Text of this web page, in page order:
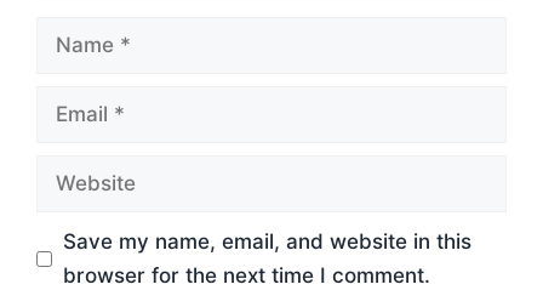
Name
Email
Website
Save my name, email, and website in this
browser for the next time I comment.